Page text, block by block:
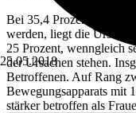
25.05.2018
Bei 35,4 Prozent der
werden, liegt die
25 Prozent, wenngleich
der Ursachen stehen.
Betroffenen. Auf Rang
Bewegungsapparats mit
stärker betroffen als